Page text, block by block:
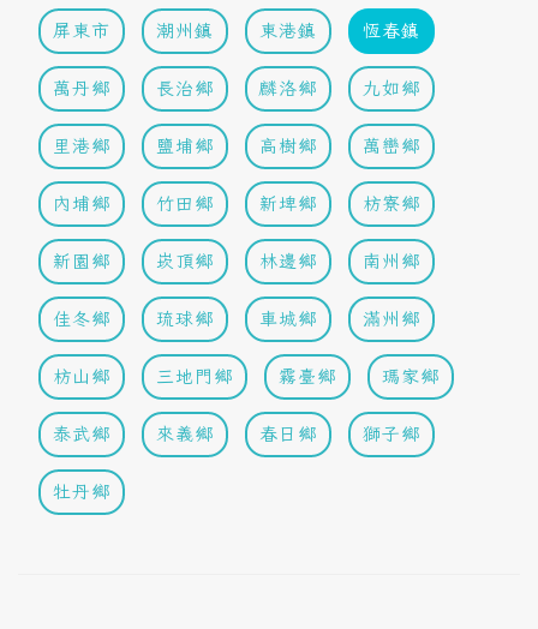
屏東市 潮州鎮 東港鎮 恆春鎮
萬丹鄉 長治鄉 麟洛鄉 九如鄉
里港鄉 鹽埔鄉 高樹鄉 萬巒鄉
內埔鄉 竹田鄉 新埤鄉 枋寮鄉
新園鄉 崁頂鄉 林邊鄉 南州鄉
佳冬鄉 琉球鄉 車城鄉 滿州鄉
枋山鄉 三地門鄉 霧臺鄉 瑪家鄉
泰武鄉 來義鄉 春日鄉 獅子鄉
牡丹鄉